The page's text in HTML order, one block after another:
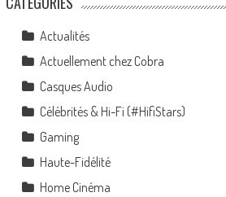
Actualités
Actuellement chez Cobra
Casques Audio
Célébrités & Hi-Fi (#HifiStars)
Gaming
Haute-Fidélité
Home Cinéma